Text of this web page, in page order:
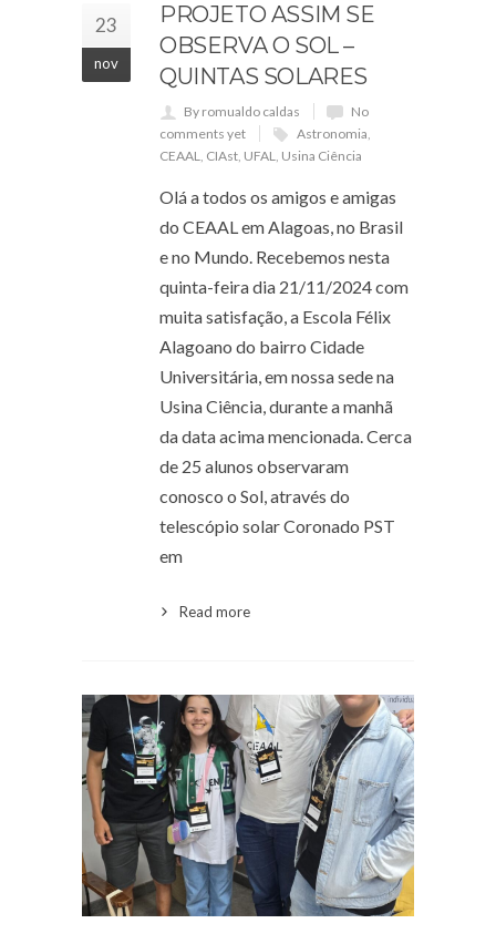
23
nov
PROJETO ASSIM SE
OBSERVA O SOL –
QUINTAS SOLARES
By romualdo caldas
No
comments yet
Astronomia,
CEAAL, CIAst, UFAL, Usina Ciência
Olá a todos os amigos e amigas
do CEAAL em Alagoas, no Brasil
e no Mundo. Recebemos nesta
quinta-feira dia 21/11/2024 com
muita satisfação, a Escola Félix
Alagoano do bairro Cidade
Universitária, em nossa sede na
Usina Ciência, durante a manhã
da data acima mencionada. Cerca
de 25 alunos observaram
conosco o Sol, através do
telescópio solar Coronado PST
em
Read more